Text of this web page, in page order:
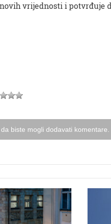
vrijednosti i potvrđuje
da biste mogli dodavati komentare.